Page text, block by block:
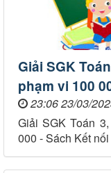
Giải SGK
phạm vi 100
23:06 23/03/
Giải SGK Toán
000 - Sách Kết